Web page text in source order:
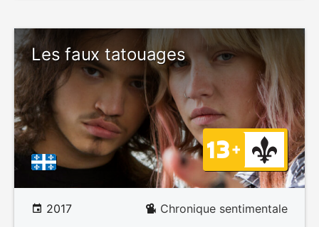
Les faux tatouages
2017 Chronique sentimentale